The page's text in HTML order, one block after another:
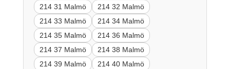
214 31 Malmö
214 32 Malmö
214 33 Malmö
214 34 Malmö
214 35 Malmö
214 36 Malmö
214 37 Malmö
214 38 Malmö
214 39 Malmö
214 40 Malmö